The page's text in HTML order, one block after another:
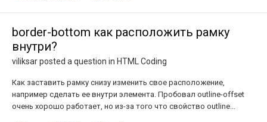
border-bottom как расположить рамку
внутри?
viliksarposted a question in HTML Coding
Как заставить рамку снизу изменить свое расположение,
например сделать ее внутри элемента. Пробовал outline-offset
очень хорошо работает, но из-за того что свойство outline...